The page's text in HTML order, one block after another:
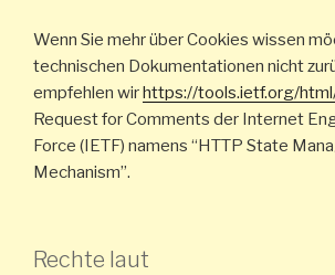
Wenn Sie mehr über Cookies wissen
technischen Dokumentationen nicht
empfehlen wirhttps://tools.ietf.org/
Request for Comments der Internet
Force (IETF) namens “HTTP State
Mechanism”.
Rechte laut